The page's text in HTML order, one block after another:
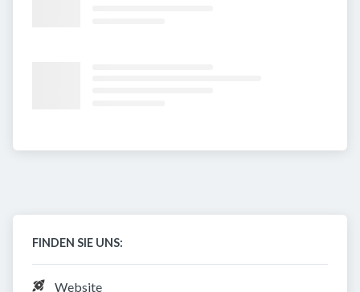
FINDEN SIE UNS:
Website